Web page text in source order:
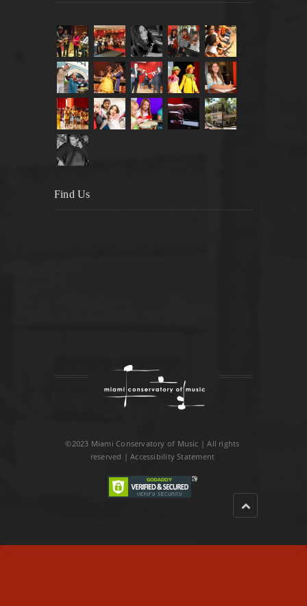
Find Us
©2023 Miami Conservatory of Music | All rights
reserved |Accessibility Statement